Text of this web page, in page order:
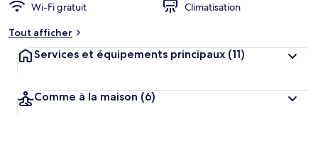
Wi-Fi gratuit
Climatisation
Tout afficher
Services et équipements principaux (11)
Comme à la maison (6)